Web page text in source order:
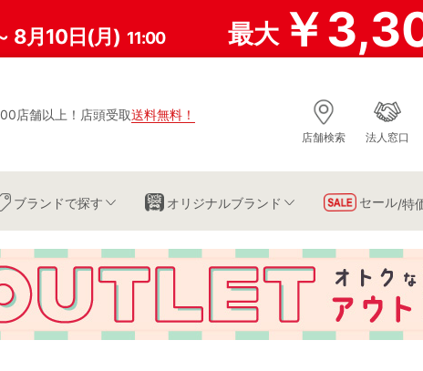
8月10日(月) 11:00 最大￥
店舗以上 ！ 店頭受取送料無料 ！
店舗検索 法人窓口
ブランドで探す オリジナルブランド セール/特